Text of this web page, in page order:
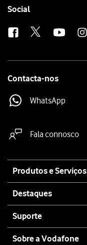
Follow
Social
Contacta-nos
WhatsApp
Fala connosco
map
Produtos e Serviços
Destaques
Suporte
Sobre a Vodafone